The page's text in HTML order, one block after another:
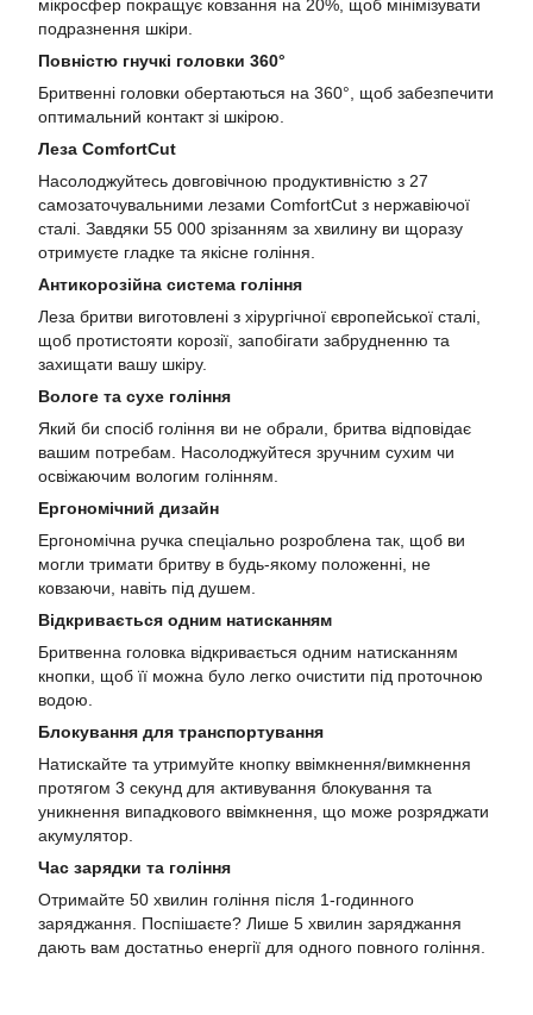
мікросфер покращує ковзання на 20%, щоб мінімізувати
подразнення шкіри.
Повністю гнучкі головки 360°
Бритвенні головки обертаються на 360°, щоб забезпечити
оптимальний контакт зі шкірою.
Леза ComfortCut
Насолоджуйтесь довговічною продуктивністю з 27
самозаточувальними лезами ComfortCut з нержавіючої
сталі. Завдяки 55 000 зрізанням за хвилину ви щоразу
отримуєте гладке та якісне гоління.
Антикорозійна система гоління
Леза бритви виготовлені з хірургічної європейської сталі,
щоб протистояти корозії, запобігати забрудненню та
захищати вашу шкіру.
Вологе та сухе гоління
Який би спосіб гоління ви не обрали, бритва відповідає
вашим потребам. Насолоджуйтеся зручним сухим чи
освіжаючим вологим голінням.
Ергономічний дизайн
Ергономічна ручка спеціально розроблена так, щоб ви
могли тримати бритву в будь-якому положенні, не
ковзаючи, навіть під душем.
Відкривається одним натисканням
Бритвенна головка відкривається одним натисканням
кнопки, щоб її можна було легко очистити під проточною
водою.
Блокування для транспортування
Натискайте та утримуйте кнопку ввімкнення/вимкнення
протягом 3 секунд для активування блокування та
уникнення випадкового ввімкнення, що може розряджати
акумулятор.
Час зарядки та гоління
Отримайте 50 хвилин гоління після 1-годинного
заряджання. Поспішаєте? Лише 5 хвилин заряджання
дають вам достатньо енергії для одного повного гоління.